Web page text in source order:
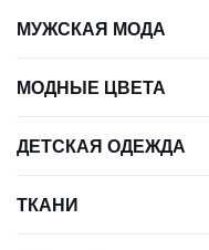
МУЖСКАЯ МОДА
МОДНЫЕ ЦВЕТА
ДЕТСКАЯ ОДЕЖДА
ТКАНИ